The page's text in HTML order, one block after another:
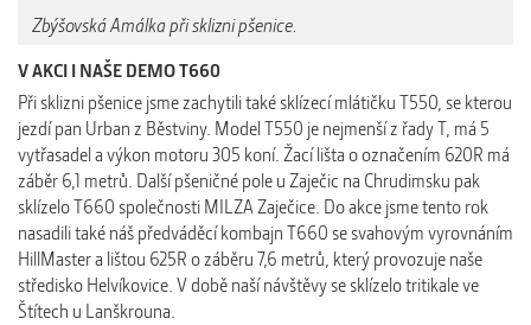
Zbýšovská Amálka při sklizni pšenice.
V AKCI I NAŠE DEMO T660
Při sklizni pšenice jsme zachytili také sklízecí mlátičku T550, se kterou
jezdí pan Urban z Běstviny. Model T550 je nejmenší z řady T, má 5
vytřasadel a výkon motoru 305 koní. Žací lišta o označením 620R má
záběr 6,1 metrů. Další pšeničné pole u Zaječic na Chrudimsku pak
sklízelo T660 společnosti MILZA Zaječice. Do akce jsme tento rok
nasadili také náš předváděcí kombajn T660 se svahovým vyrovnáním
HillMaster a lištou 625R o záběru 7,6 metrů, který provozuje naše
středisko Helvíkovice. V době naší návštěvy se sklízelo tritikale ve
Štítech u Lanškrouna.